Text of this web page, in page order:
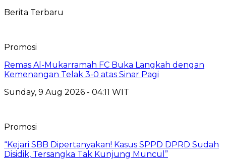
Berita Terbaru
Promosi
Remas Al-Mukarramah FC Buka Langkah dengan
Kemenangan Telak 3-0 atas Sinar Pagi
Sunday, 9 Aug 2026 - 04:11 WIT
Promosi
“Kejari SBB Dipertanyakan! Kasus SPPD DPRD Sudah
Disidik, Tersangka Tak Kunjung Muncul”